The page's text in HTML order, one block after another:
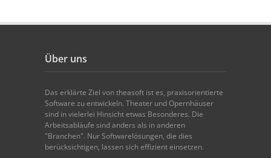
Über uns
Das erklärte Ziel von theasoft ist es, praxisorientierte
Software zu entwickeln. Theater und Opernhäuser
sind in vielerlei Hinsicht etwas Besonderes. Die
Arbeitsabläufe sind anders als in anderen
"Branchen". Nur Softwarelösungen, die dies
berücksichtigen, lassen sich effizient einsetzen.